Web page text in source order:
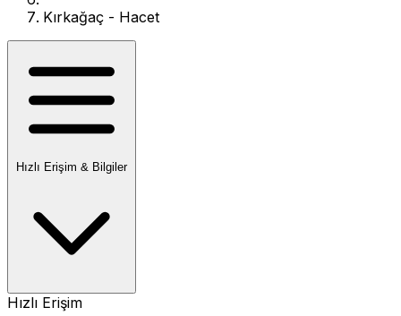
Kırkağaç - Hacet
Hızlı Erişim & Bilgiler
Hızlı Erişim